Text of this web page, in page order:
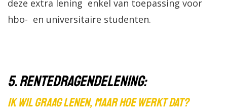
deze extra lening enkel van toepassing voor
hbo- en universitaire studenten.
5. Rentedragendelening:
Ik wil graag lenen, maar hoe werkt dat?